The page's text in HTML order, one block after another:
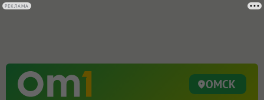
ОМСК
РЕКЛАМА